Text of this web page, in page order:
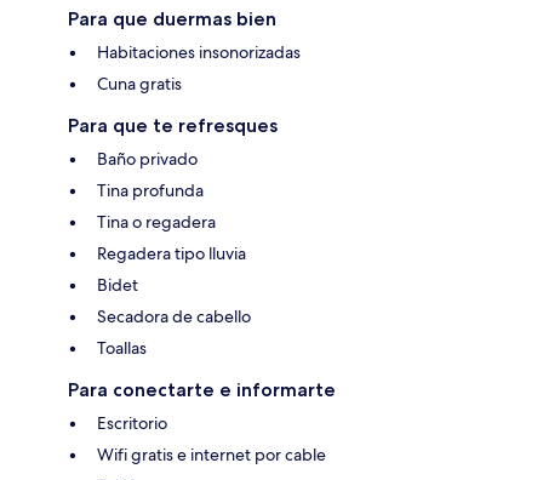
Para que duermas bien
Habitaciones insonorizadas
Cuna gratis
Para que te refresques
Baño privado
Tina profunda
Tina o regadera
Regadera tipo lluvia
Bidet
Secadora de cabello
Toallas
Para conectarte e informarte
Escritorio
Wifi gratis e internet por cable